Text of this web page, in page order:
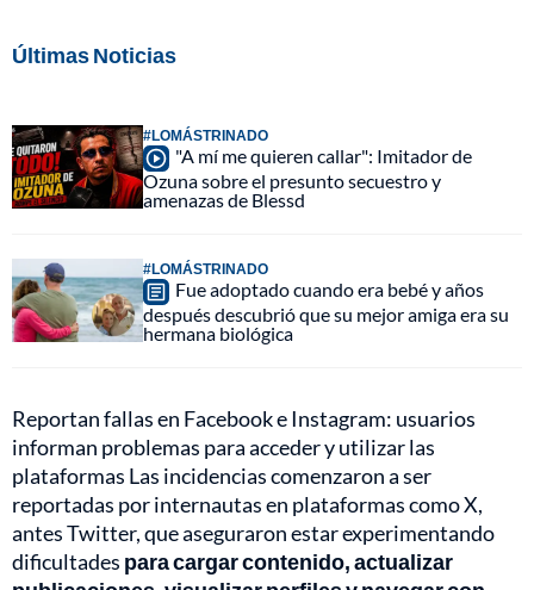
Últimas Noticias
#LOMÁSTRINADO
"A mí me quieren callar": Imitador de
Ozuna sobre el presunto secuestro y
amenazas de Blessd
#LOMÁSTRINADO
Fue adoptado cuando era bebé y años
después descubrió que su mejor amiga era su
hermana biológica
Reportan fallas en Facebook e Instagram: usuarios
informan problemas para acceder y utilizar las
plataformas Las incidencias comenzaron a ser
reportadas por internautas en plataformas como X,
antes Twitter, que aseguraron estar experimentando
dificultades para cargar contenido, actualizar